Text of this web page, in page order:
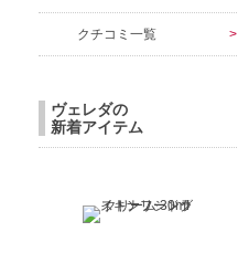
クチコミ一覧
ヴェレダの
新着アイテム